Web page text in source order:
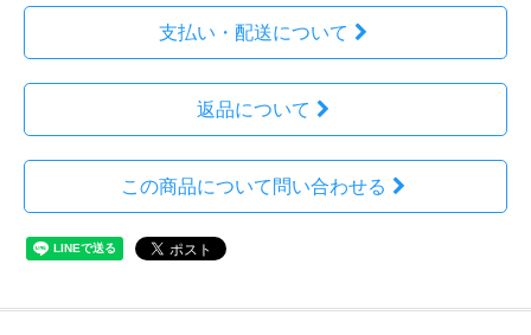
支払い・配送について
返品について
この商品について問い合わせる